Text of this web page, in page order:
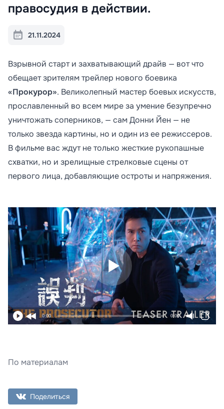
правосудия в действии.
21.11.2024
Взрывной старт и захватывающий драйв — вот что
обещает зрителям трейлер нового боевика
«Прокурор». Великолепный мастер боевых искусств,
прославленный во всем мире за умение безупречно
уничтожать соперников, — сам Донни Йен — не
только звезда картины, но и один из ее режиссеров.
В фильме вас ждут не только жесткие рукопашные
схватки, но и зрелищные стрелковые сцены от
первого лица, добавляющие остроты и напряжения.
0:00 0:00
По материалам
Поделиться